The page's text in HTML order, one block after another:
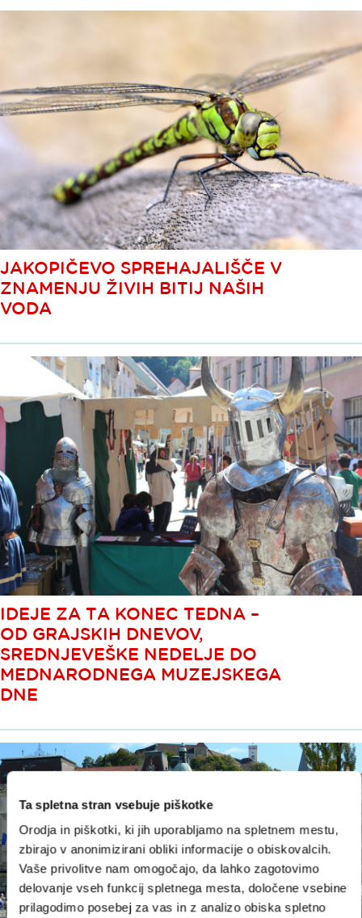
Ta spletna stran vsebuje piškotke
Orodja in piškotki, ki jih uporabljamo na spletnem mestu,
zbirajo v anonimizirani obliki informacije o obiskovalcih.
Vaše privolitve nam omogočajo, da lahko zagotovimo
delovanje vseh funkcij spletnega mesta, določene vsebine
prilagodimo posebej za vas in z analizo obiska spletno
JAKOPIČEVO SPREHAJALIŠČE V
ZNAMENJU ŽIVIH BITIJ NAŠIH
VODA
IDEJE ZA TA KONEC TEDNA –
OD GRAJSKIH DNEVOV,
SREDNJEVEŠKE NEDELJE DO
MEDNARODNEGA MUZEJSKEGA
DNE